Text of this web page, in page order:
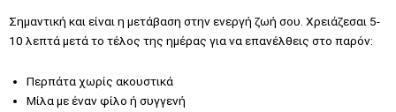
Σημαντική και είναι η μετάβαση στην ενεργή ζωή σου. Χρειάζεσαι 5-
10 λεπτά μετά το τέλος της ημέρας για να επανέλθεις στο παρόν:
Περπάτα χωρίς ακουστικά
Μίλα με έναν φίλο ή συγγενή